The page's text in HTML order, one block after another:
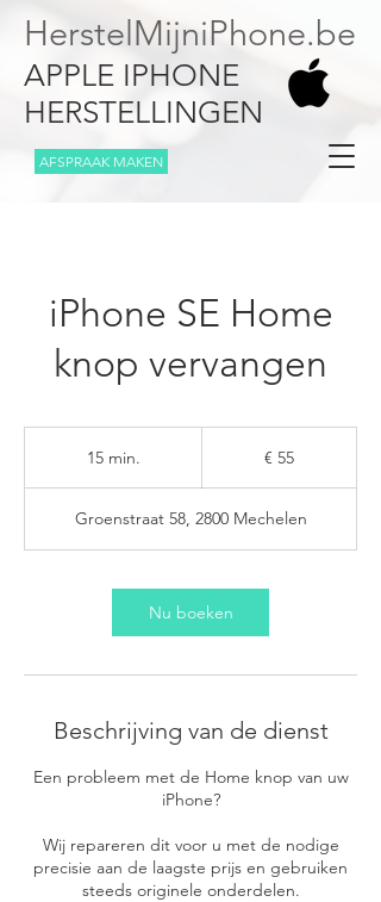
HerstelMijniPhone.be
APPLE IPHONE
HERSTELLINGEN
AFSPRAAK MAKEN
iPhone SE Home
knop vervangen
15 min.
i
n
€ 55
Groenstraat 58, 2800 Mechelen
Nu boeken
Beschrijving van de dienst
Een probleem met de Home knop van uw
iPhone?
Wij repareren dit voor u met de nodige
precisie aan de laagste prijs en gebruiken
steeds originele onderdelen.